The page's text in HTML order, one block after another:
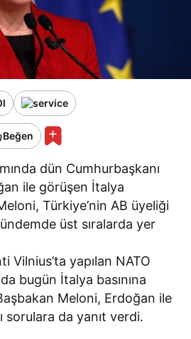
Beğen
dün Cumhurbaşkanı
ile görüşen İtalya
Türkiye’nin AB üyeliği
üst sıralarda yer
Vilnius’ta yapılan NATO
bugün İtalya basınına
Meloni, Erdoğan ile
sorulara da yanıt verdi.